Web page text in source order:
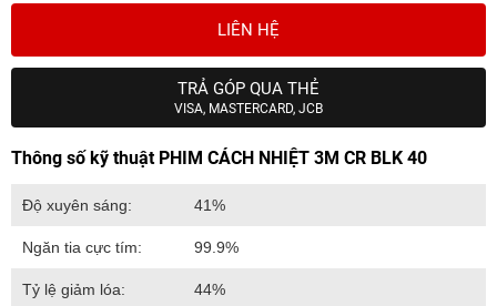
LIÊN HỆ
TRẢ GÓP QUA THẺ
VISA, MASTERCARD, JCB
Thông số kỹ thuật PHIM CÁCH NHIỆT 3M CR BLK 40
Độ xuyên sáng: 41%
Ngăn tia cực tím: 99.9%
Tỷ lệ giảm lóa: 44%